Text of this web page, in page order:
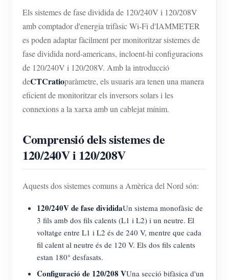
Els sistemes de fase dividida de 120/240V i 120/208V
amb comptador d'energia trifàsic Wi-Fi d'IAMMETER
es poden adaptar fàcilment per monitoritzar sistemes de
fase dividida nord-americans, incloent-hi configuracions
de 120/240V i 120/208V. Amb la introducció
deCTCratioparàmetre, els usuaris ara tenen una manera
eficient de monitoritzar els inversors solars i les
connexions a la xarxa amb un cablejat mínim.
Comprensió dels sistemes de
120/240V i 120/208V
Aquests dos sistemes comuns a Amèrica del Nord són:
120/240V de fase divididaUn sistema monofàsic de
3 fils amb dos fils calents (L1 i L2) i un neutre. El
voltatge entre L1 i L2 és de 240 V, mentre que cada
fil calent al neutre és de 120 V. Els dos fils calents
estan 180° desfasats.
Configuració de 120/208 VUna secció bifàsica d'un